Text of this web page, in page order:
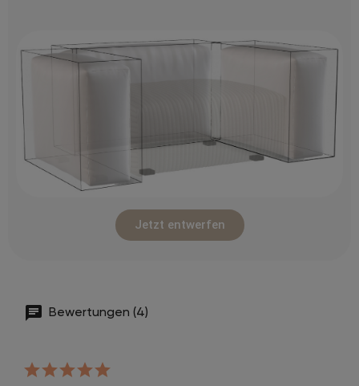
Jetzt entwerfen
Bewertungen (4)